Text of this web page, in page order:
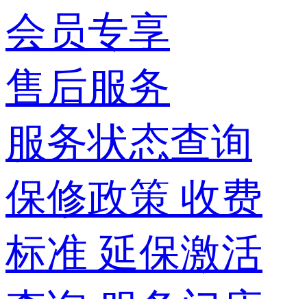
会员专享
售后服务
服务状态查询
保修政策 收费
标准 延保激活